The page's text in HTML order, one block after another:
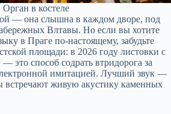
Орган в костеле
— она слышна в каждом дворе, под
Влтавы. Но если вы хотите
в Праге по-настоящему, забудьте
площади: в 2026 году листовки с
это способ содрать втридорога за
имитацией. Лучший звук —
встречают живую акустику каменных